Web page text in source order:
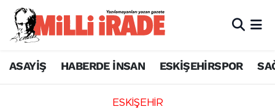
ASAYİŞ HABERDE İNSAN ESKİŞEHİRSPOR
ESKİŞEHİR